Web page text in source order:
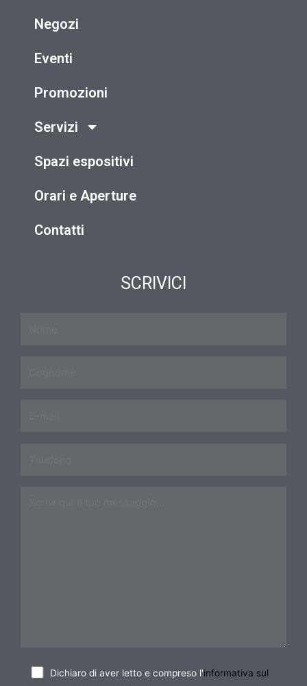
Negozi
Eventi
Promozioni
Servizi
Spazi espositivi
Orari e Aperture
Contatti
SCRIVICI
Dichiaro di aver letto e compreso l'informativa sul